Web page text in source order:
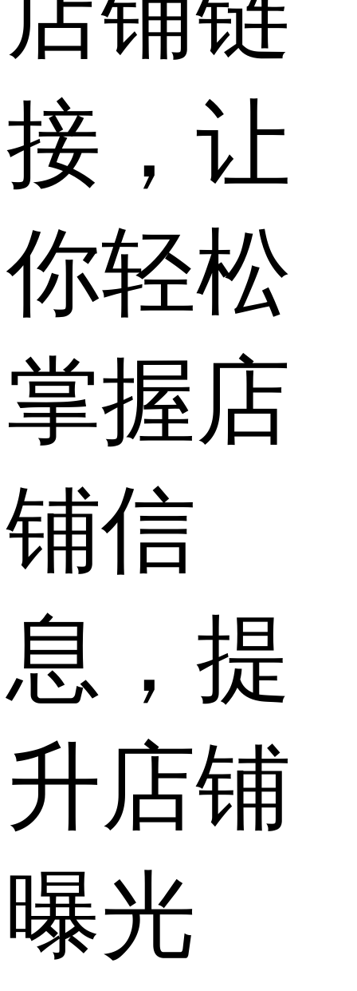
接，让
你轻松
掌握店
铺信
息，提
升店铺
曝光